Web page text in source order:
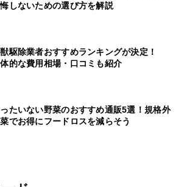
しないための選び方を解説
駆除業者おすすめランキングが決定！
的な費用相場・口コミも紹介
たいない野菜のおすすめ通販5選！規格外
でお得にフードロスを減らそう